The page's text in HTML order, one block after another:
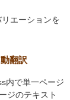
エーションを
翻訳
内で単一ページ
ジのテキスト